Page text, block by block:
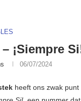
¡Siempre
06/07/2024
heeft ons zwak